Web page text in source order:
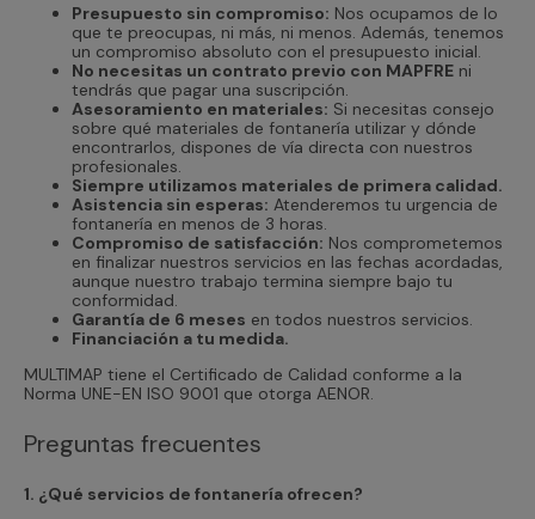
Presupuesto sin compromiso: Nos ocupamos de lo
que te preocupas, ni más, ni menos. Además, tenemos
un compromiso absoluto con el presupuesto inicial.
No necesitas un contrato previo con MAPFRE ni
tendrás que pagar una suscripción.
Asesoramiento en materiales: Si necesitas consejo
sobre qué materiales de fontanería utilizar y dónde
encontrarlos, dispones de vía directa con nuestros
profesionales.
Siempre utilizamos materiales de primera calidad.
Asistencia sin esperas: Atenderemos tu urgencia de
fontanería en menos de 3 horas.
Compromiso de satisfacción: Nos comprometemos
en finalizar nuestros servicios en las fechas acordadas,
aunque nuestro trabajo termina siempre bajo tu
conformidad.
Garantía de 6 meses en todos nuestros servicios.
Financiación a tu medida.
MULTIMAP tiene el Certificado de Calidad conforme a la
Norma UNE-EN ISO 9001 que otorga AENOR.
Preguntas frecuentes
1. ¿Qué servicios de fontanería ofrecen?